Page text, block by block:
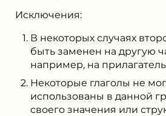
Исключения:
В некоторых случаях
быть заменен на другую
например, на
Некоторые глаголы не
использованы в данной
своего значения или